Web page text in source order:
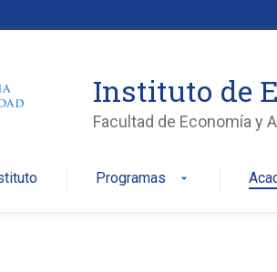
Instituto de
Facultad de Economía y
Programas arrow_drop_down